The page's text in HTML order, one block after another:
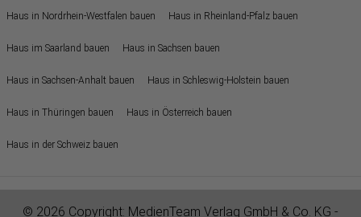
Haus in Nordrhein-Westfalen bauen Haus in Rheinland-Pfalz bauen
Haus im Saarland bauen Haus in Sachsen bauen
Haus in Sachsen-Anhalt bauen Haus in Schleswig-Holstein bauen
Haus in Thüringen bauen Haus in Österreich bauen
Haus in der Schweiz bauen
© 2026 Copyright: MedienTeam Verlag GmbH & Co. KG -